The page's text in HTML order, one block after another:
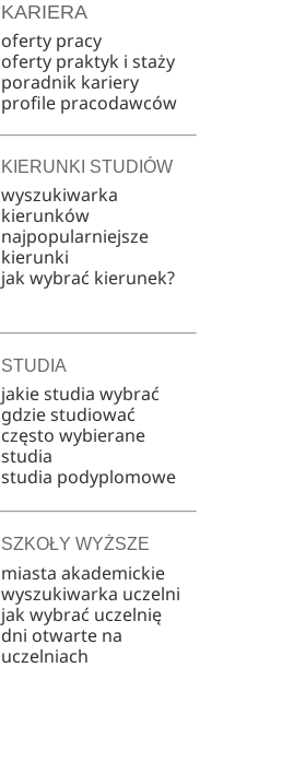
KARIERA
oferty pracy
oferty praktyk i staży
poradnik kariery
profile pracodawców
KIERUNKI STUDIÓW
wyszukiwarka
kierunków
najpopularniejsze
kierunki
jak wybrać kierunek?
STUDIA
jakie studia wybrać
gdzie studiować
często wybierane
studia
studia podyplomowe
SZKOŁY WYŻSZE
miasta akademickie
wyszukiwarka uczelni
jak wybrać uczelnię
dni otwarte na
uczelniach